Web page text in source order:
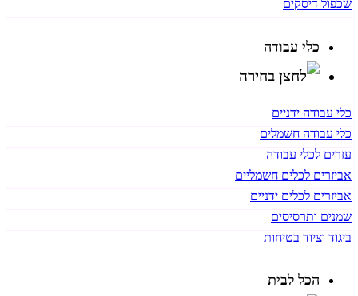
שכפול דיסקים
כלי עבודה
כלי עבודה ידניים
כלי עבודה חשמלים
עזרים לכלי עבודה
אביזרים לכלים חשמליים
אביזרים לכלים ידניים
שמנים ותרסיסים
ביגוד וציוד בטיחות
הכל לבית